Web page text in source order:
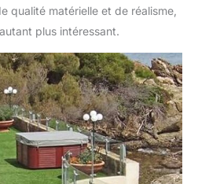
qualité matérielle et de réalisme,
plus intéressant.